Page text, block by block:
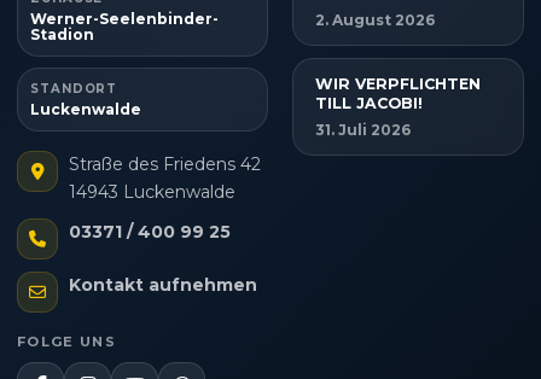
Werner-Seelenbinder-
Stadion
STANDORT
Luckenwalde
Straße des Friedens 42
14943 Luckenwalde
03371 / 400 99 25
Kontakt aufnehmen
FOLGE UNS
2. August 2026
WIR VERPFLICHTEN
TILL JACOBI!
31. Juli 2026